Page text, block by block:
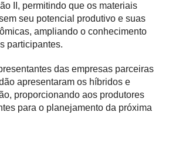
II, permitindo que os materiais
seu potencial produtivo e suas
ampliando o conhecimento
participantes.
das empresas parceiras
apresentaram os híbridos e
proporcionando aos produtores
para o planejamento da próxima